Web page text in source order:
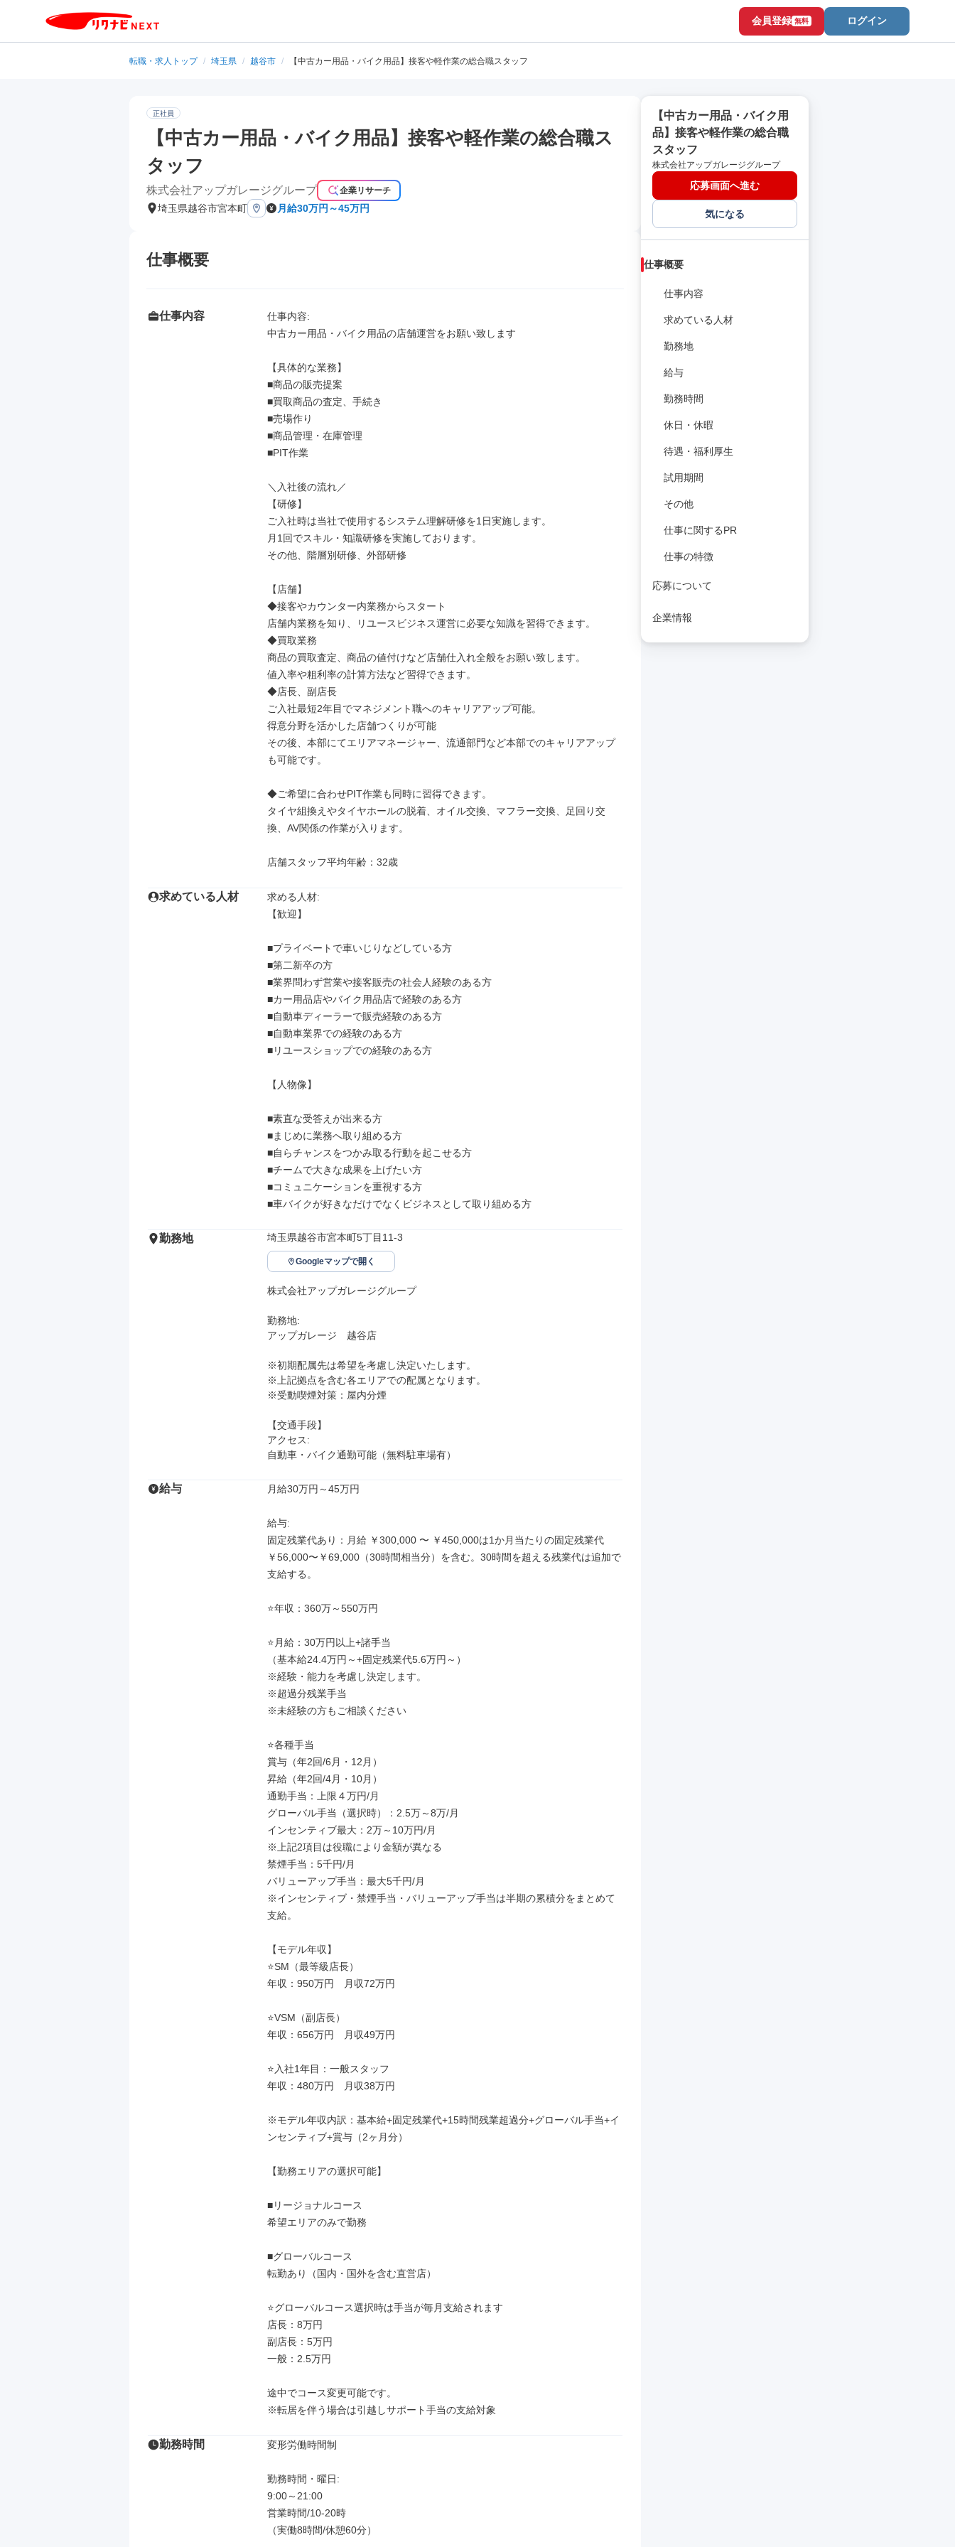
会員登録 無料 ログイン
転職・求人トップ / 埼玉県 / 越谷市 / 【中古カー用品・バイク用品】接客や軽作業の総合職スタッフ
正社員
【中古カー用品・バイク用品】接客や軽作業の総合職ス
タッフ
株式会社アップガレージグループ 企業リサーチ
埼玉県越谷市宮本町 月給30万円～45万円
仕事概要
仕事内容
仕事内容:
中古カー用品・バイク用品の店舗運営をお願い致します
【具体的な業務】
■商品の販売提案
■買取商品の査定、手続き
■売場作り
■商品管理・在庫管理
■PIT作業
＼入社後の流れ／
【研修】
ご入社時は当社で使用するシステム理解研修を1日実施します。
月1回でスキル・知識研修を実施しております。
その他、階層別研修、外部研修
【店舗】
◆接客やカウンター内業務からスタート
店舗内業務を知り、リユースビジネス運営に必要な知識を習得できます。
◆買取業務
商品の買取査定、商品の値付けなど店舗仕入れ全般をお願い致します。
値入率や粗利率の計算方法など習得できます。
◆店長、副店長
ご入社最短2年目でマネジメント職へのキャリアアップ可能。
得意分野を活かした店舗つくりが可能
その後、本部にてエリアマネージャー、流通部門など本部でのキャリアアップ
も可能です。
◆ご希望に合わせPIT作業も同時に習得できます。
タイヤ組換えやタイヤホールの脱着、オイル交換、マフラー交換、足回り交
換、AV関係の作業が入ります。
店舗スタッフ平均年齢：32歳
求めている人材
求める人材:
【歓迎】
■プライベートで車いじりなどしている方
■第二新卒の方
■業界問わず営業や接客販売の社会人経験のある方
■カー用品店やバイク用品店で経験のある方
■自動車ディーラーで販売経験のある方
■自動車業界での経験のある方
■リユースショップでの経験のある方
【人物像】
■素直な受答えが出来る方
■まじめに業務へ取り組める方
■自らチャンスをつかみ取る行動を起こせる方
■チームで大きな成果を上げたい方
■コミュニケーションを重視する方
■車バイクが好きなだけでなくビジネスとして取り組める方
勤務地 埼玉県越谷市宮本町5丁目11-3
Googleマップで開く
株式会社アップガレージグループ
勤務地:
アップガレージ　越谷店
※初期配属先は希望を考慮し決定いたします。
※上記拠点を含む各エリアでの配属となります。
※受動喫煙対策：屋内分煙
【交通手段】
アクセス:
自動車・バイク通勤可能（無料駐車場有）
給与 月給30万円～45万円
給与:
固定残業代あり：月給 ￥300,000 〜 ￥450,000は1か月当たりの固定残業代
￥56,000〜￥69,000（30時間相当分）を含む。30時間を超える残業代は追加で
支給する。
⭐年収：360万～550万円
⭐月給：30万円以上+諸手当
（基本給24.4万円～+固定残業代5.6万円～）
※経験・能力を考慮し決定します。
※超過分残業手当
※未経験の方もご相談ください
⭐各種手当
賞与（年2回/6月・12月）
昇給（年2回/4月・10月）
通勤手当：上限４万円/月
グローバル手当（選択時）：2.5万～8万/月
インセンティブ最大：2万～10万円/月
※上記2項目は役職により金額が異なる
禁煙手当：5千円/月
バリューアップ手当：最大5千円/月
※インセンティブ・禁煙手当・バリューアップ手当は半期の累積分をまとめて
支給。
【モデル年収】
⭐SM（最等級店長）
年収：950万円　月収72万円
⭐VSM（副店長）
年収：656万円　月収49万円
⭐入社1年目：一般スタッフ
年収：480万円　月収38万円
※モデル年収内訳：基本給+固定残業代+15時間残業超過分+グローバル手当+イ
ンセンティブ+賞与（2ヶ月分）
【勤務エリアの選択可能】
■リージョナルコース
希望エリアのみで勤務
■グローバルコース
転勤あり（国内・国外を含む直営店）
⭐グローバルコース選択時は手当が毎月支給されます
店長：8万円
副店長：5万円
一般：2.5万円
​途中でコース変更可能です。
※転居を伴う場合は引越しサポート手当の支給対象
勤務時間 変形労働時間制
勤務時間・曜日:
9:00～21:00
営業時間/10-20時
（実働8時間/休憩60分）
【中古カー用品・バイク用
品】接客や軽作業の総合職
スタッフ
株式会社アップガレージグループ
応募画面へ進む
気になる
仕事概要
仕事内容
求めている人材
勤務地
給与
勤務時間
休日・休暇
待遇・福利厚生
試用期間
その他
仕事に関するPR
仕事の特徴
応募について
企業情報